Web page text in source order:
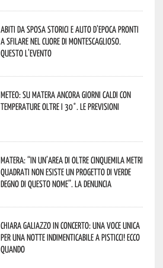
Abiti da sposa storici e auto d’epoca pronti
a sfilare nel cuore di Montescaglioso.
Questo l’evento
Meteo: su Matera ancora giorni caldi con
temperature oltre i 30°. Le previsioni
Matera: “In un’area di oltre cinquemila metri
quadrati non esiste un progetto di verde
degno di questo nome”. La denuncia
Chiara Galiazzo in concerto: una voce unica
per una notte indimenticabile a Pisticci! Ecco
quando